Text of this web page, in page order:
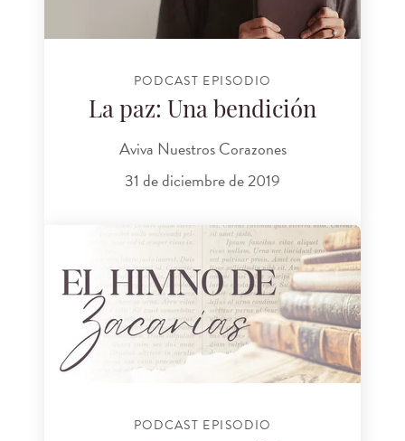
PODCAST EPISODIO
La paz: Una bendición
Aviva Nuestros Corazones
31 de diciembre de 2019
PODCAST EPISODIO